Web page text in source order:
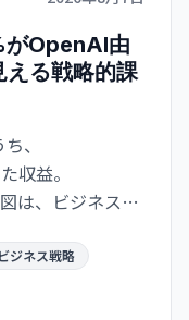
OpenAI由
る戦略的課
、
収益。
は、ビジネスの
ビジネス戦略